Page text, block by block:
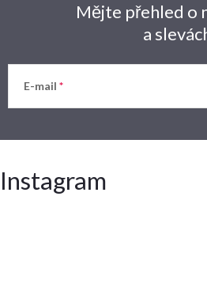
Mějte přehled o
a
E-mail
Instagram